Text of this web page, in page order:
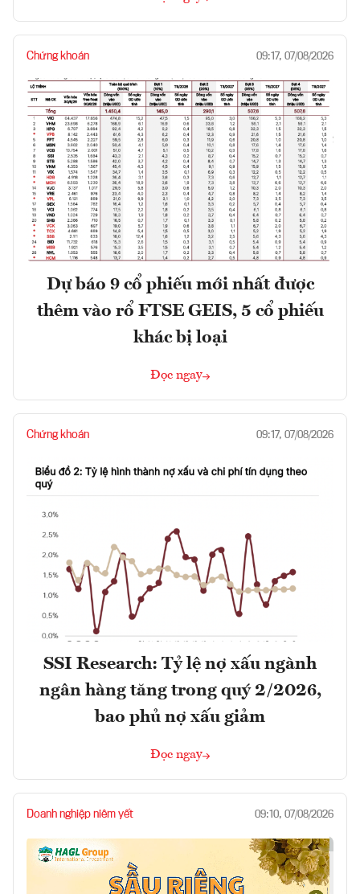
Chứng khoán 09:17, 07/08/2026
Dự báo 9 cổ phiếu mới nhất được
thêm vào rổ FTSE GEIS, 5 cổ phiếu
khác bị loại
Đọc ngay
Chứng khoán 09:17, 07/08/2026
SSI Research: Tỷ lệ nợ xấu ngành
ngân hàng tăng trong quý 2/2026,
bao phủ nợ xấu giảm
Đọc ngay
Doanh nghiệp niêm yết 09:10, 07/08/2026